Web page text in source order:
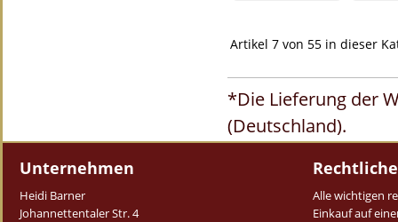
Artikel 7 von 55 in dieser
*Die Lieferung der
(Deutschland).
Unternehmen
Heidi Barner
Johannettentaler Str. 4
Alle wichtigen
Einkauf auf